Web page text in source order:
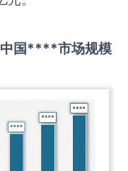
国****市场规模